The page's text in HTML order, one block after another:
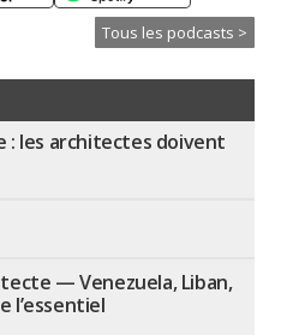
Tous les podcasts >
les architectes doivent
— Venezuela, Liban,
l’essentiel